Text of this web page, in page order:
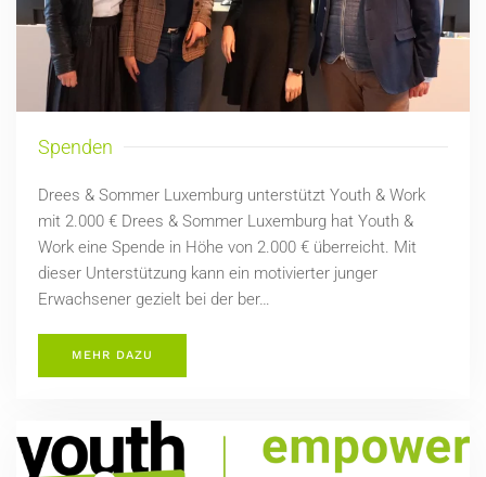
Spenden
Drees & Sommer Luxemburg unterstützt Youth & Work
mit 2.000 € Drees & Sommer Luxemburg hat Youth &
Work eine Spende in Höhe von 2.000 € überreicht. Mit
dieser Unterstützung kann ein motivierter junger
Erwachsener gezielt bei der ber…
MEHR DAZU